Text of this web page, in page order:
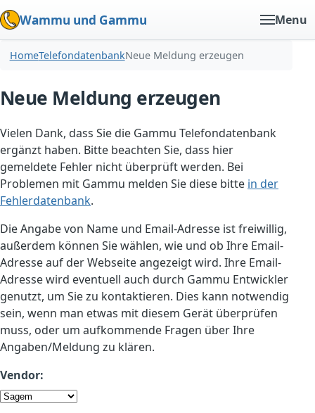
Wammu und Gammu Menu
HomeTelefondatenbankNeue Meldung erzeugen
Neue Meldung erzeugen
Vielen Dank, dass Sie die Gammu Telefondatenbank
ergänzt haben. Bitte beachten Sie, dass hier
gemeldete Fehler nicht überprüft werden. Bei
Problemen mit Gammu melden Sie diese bitte in der
Fehlerdatenbank.
Die Angabe von Name und Email-Adresse ist freiwillig,
außerdem können Sie wählen, wie und ob Ihre Email-
Adresse auf der Webseite angezeigt wird. Ihre Email-
Adresse wird eventuell auch durch Gammu Entwickler
genutzt, um Sie zu kontaktieren. Dies kann notwendig
sein, wenn man etwas mit diesem Gerät überprüfen
muss, oder um aufkommende Fragen über Ihre
Angaben/Meldung zu klären.
Vendor: